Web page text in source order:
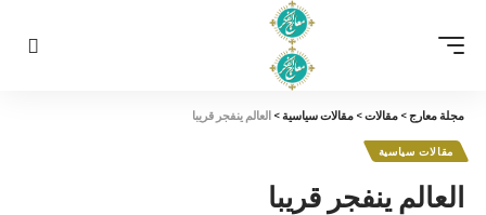
مجلة معارج> مقالات> مقالات سياسية> العالم ينفجر قريبا
مقالات سياسية
العالم ينفجر قريبا